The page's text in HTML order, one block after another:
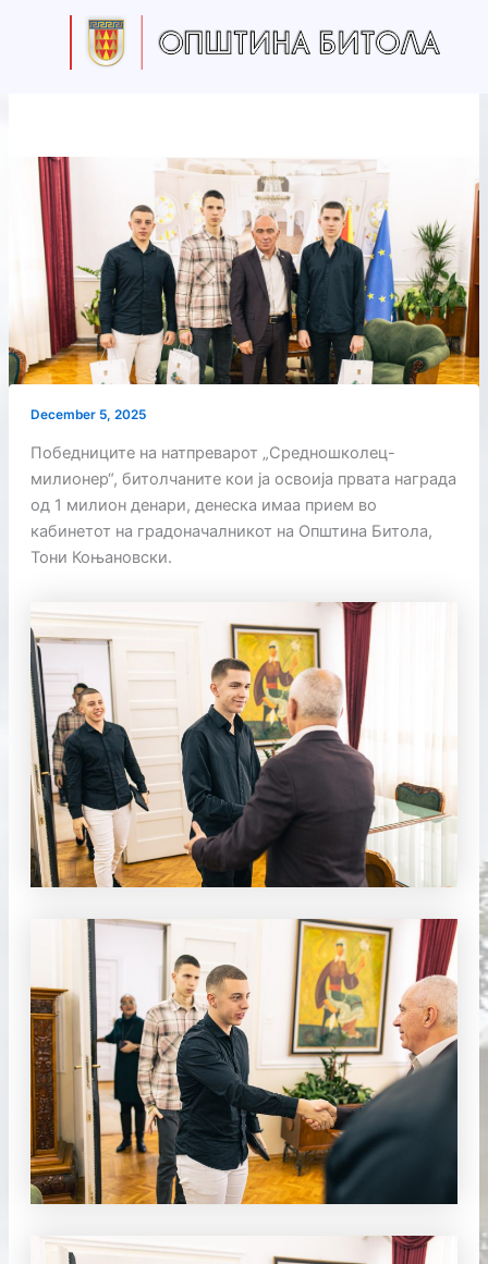
December 5, 2025
Победниците на натпреварот „Средношколец-
милионер“, битолчаните кои ја освоија првата награда
од 1 милион денари, денеска имаа прием во
кабинетот на градоначалникот на Општина Битола,
Тони Коњановски.